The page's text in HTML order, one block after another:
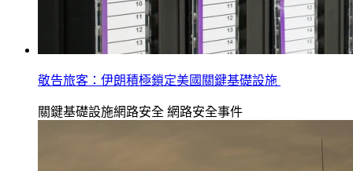
敬告旅客：伊朗積極鎖定美國關鍵基礎設施
關鍵基礎設施網路安全 網路安全事件